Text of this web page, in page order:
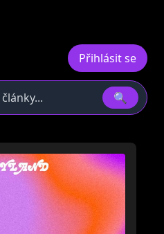
Přihlásit se
🔍